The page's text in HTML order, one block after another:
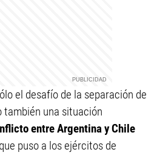
el desafío de la separación de
también una situación
entre Argentina y Chile
que puso a los ejércitos de